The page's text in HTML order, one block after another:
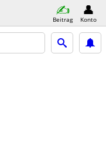
Beitrag Konto